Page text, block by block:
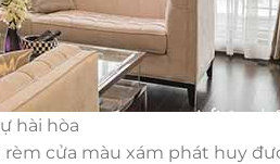
hài hòa
cửa màu xám phát huy